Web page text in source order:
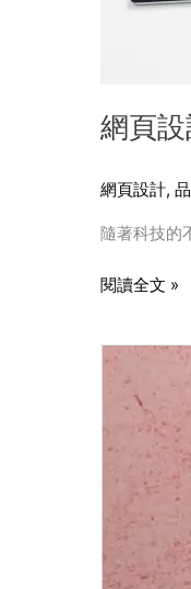
網頁
網頁設計,
隨著科技的
閱讀全文 »
如
設